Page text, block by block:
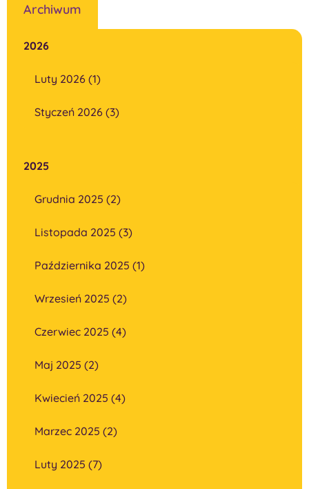
Archiwum
2026
Luty 2026 (1)
Styczeń 2026 (3)
2025
Grudnia 2025 (2)
Listopada 2025 (3)
Października 2025 (1)
Wrzesień 2025 (2)
Czerwiec 2025 (4)
Maj 2025 (2)
Kwiecień 2025 (4)
Marzec 2025 (2)
Luty 2025 (7)